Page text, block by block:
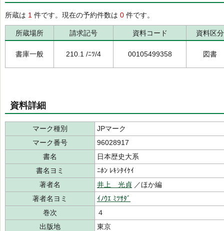
所蔵は 1 件です。現在の予約件数は 0 件です。
所蔵場所 請求記号 資料コード 資料区分
書庫一般 210.1 /ﾆﾂ/4 00105499358 図書
資料詳細
マーク種別
JPマーク
マーク番号
96028917
書名
日本歴史大系
書名ヨミ
ﾆﾎﾝ ﾚｷｼﾀｲｹｲ
著者名
井上 光貞 ／ほか編
著者名ヨミ
ｲﾉｳｴ ﾐﾂｻﾀﾞ
巻次
４
出版地
東京